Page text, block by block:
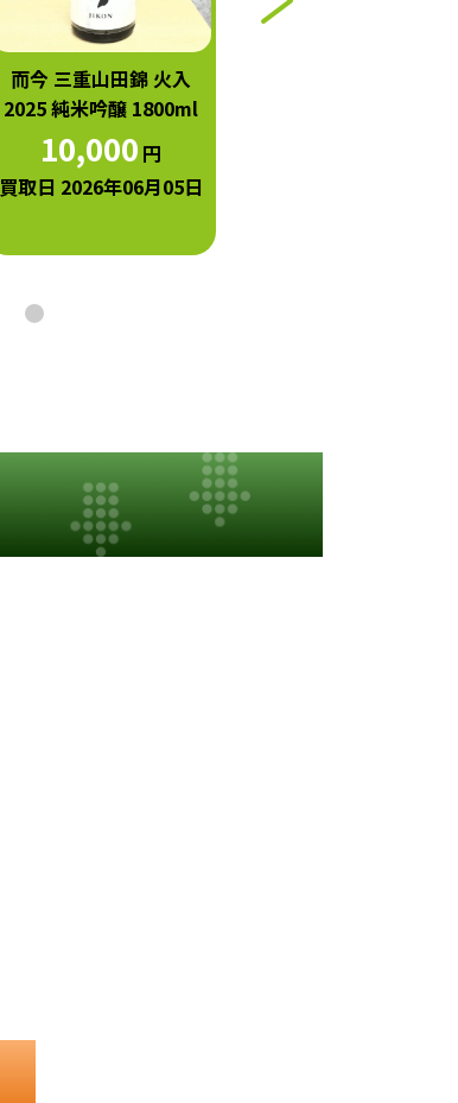
而今 三重山田錦 火入
2025 純米吟醸 1800ml
10,000 円
買取日 2026年06月05日